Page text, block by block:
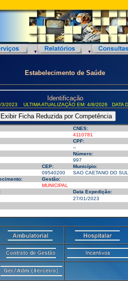
Estabelecimento de Saúde
Identificação
3/2023 ULTIMA ATUALIZAÇÃO EM: 4/8/2026 DATA
CNES:
4110781
CPF:
--
Número:
997
CEP: Município:
09540200 SAO CAETANO DO
Gestão:
MUNICIPAL
Data Expedição:
27/01/2023